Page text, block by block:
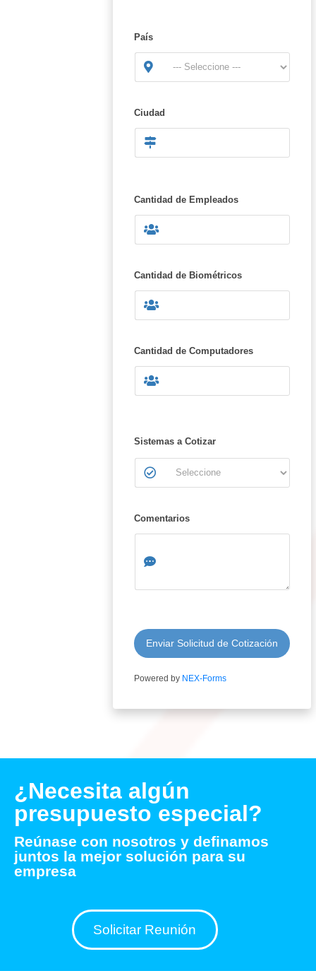
País
Ciudad
Cantidad de Empleados
Cantidad de Biométricos
Cantidad de Computadores
Sistemas a Cotizar
Comentarios
Enviar Solicitud de Cotización
Powered by NEX-Forms
¿Necesita algún
presupuesto especial?
Reúnase con nosotros y definamos
juntos la mejor solución para su
empresa
Solicitar Reunión